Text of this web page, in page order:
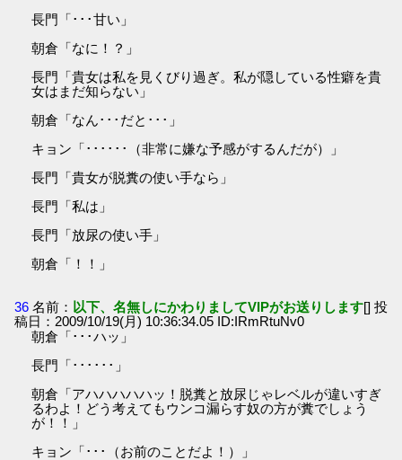
長門「･･･甘い」
朝倉「なに！？」
長門「貴女は私を見くびり過ぎ。私が隠している性癖を貴
女はまだ知らない」
朝倉「なん･･･だと･･･」
キョン「･･････（非常に嫌な予感がするんだが）」
長門「貴女が脱糞の使い手なら」
長門「私は」
長門「放尿の使い手」
朝倉「！！」
36 名前： 以下、名無しにかわりましてVIPがお送りします[] 投
稿日：2009/10/19(月) 10:36:34.05 ID:IRmRtuNv0
朝倉「･･･ハッ」
長門「･･････」
朝倉「アハハハハハッ！脱糞と放尿じゃレベルが違いすぎ
るわよ！どう考えてもウンコ漏らす奴の方が糞でしょう
が！！」
キョン「･･･（お前のことだよ！）」